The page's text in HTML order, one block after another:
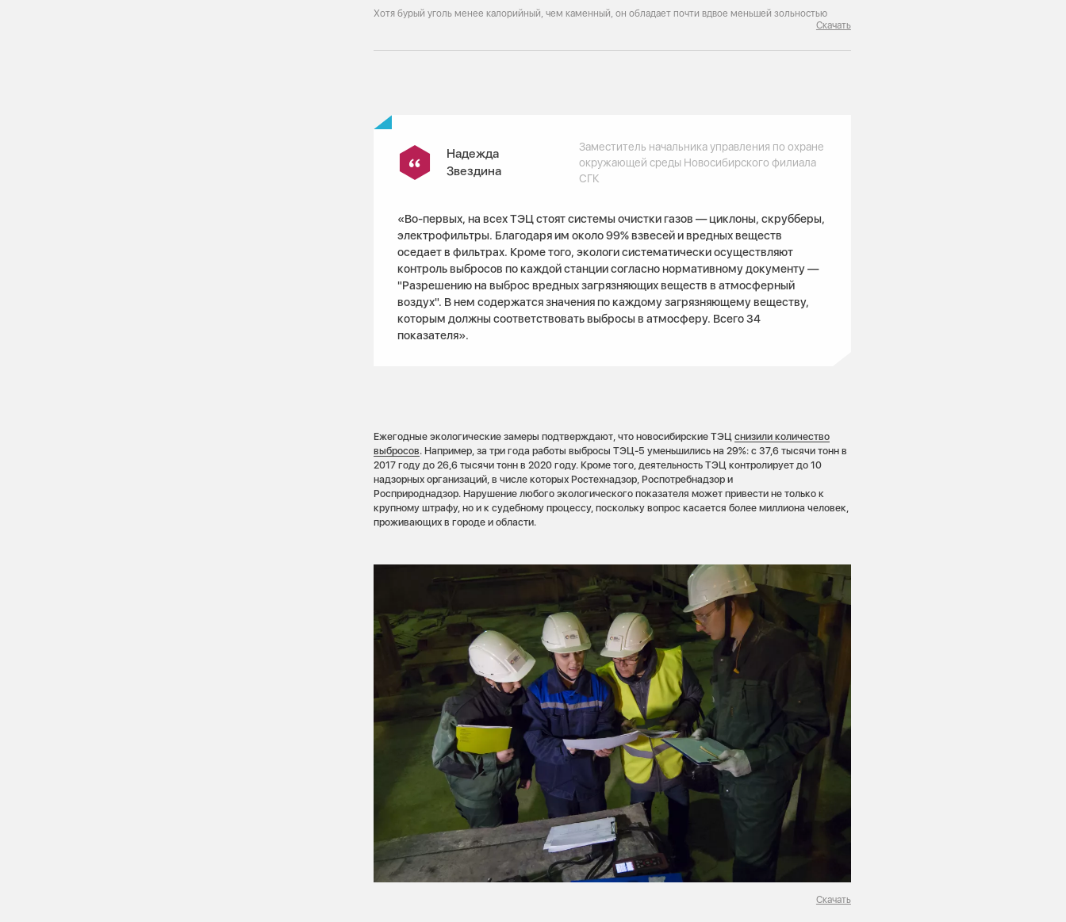
Хотя бурый уголь менее калорийный, чем каменный, он обладает почти вдвое меньшей зольностью
Скачать
Надежда
Звездина
Заместитель начальника управления по охране
окружающей среды Новосибирского филиала
СГК
«Во-первых, на всех ТЭЦ стоят системы очистки газов — циклоны, скрубберы,
электрофильтры. Благодаря им около 99% взвесей и вредных веществ
оседает в фильтрах. Кроме того, экологи систематически осуществляют
контроль выбросов по каждой станции согласно нормативному документу —
"Разрешению на выброс вредных загрязняющих веществ в атмосферный
воздух". В нем содержатся значения по каждому загрязняющему веществу,
которым должны соответствовать выбросы в атмосферу. Всего 34
показателя».
Ежегодные экологические замеры подтверждают, что новосибирские ТЭЦснизиликоличество
выбросов. Например, за три года работы выбросы ТЭЦ-5 уменьшились на 29%: с 37,6 тысячи тонн в
2017 году до 26,6 тысячи тонн в 2020 году. Кроме того, деятельность ТЭЦ контролирует до 10
надзорных организаций, в числе которых Ростехнадзор, Роспотребнадзор и
Росприроднадзор. Нарушение любого экологического показателя может привести не только к
крупному штрафу, но и к судебному процессу, поскольку вопрос касается более миллиона человек,
проживающих в городе и области.
Скачать